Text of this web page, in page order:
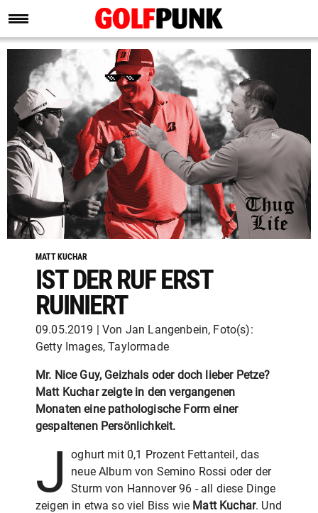
MATT KUCHAR
IST DER RUF ERST
RUINIERT
09.05.2019 | Von Jan Langenbein, Foto(s):
Getty Images, Taylormade
Mr. Nice Guy, Geizhals oder doch lieber Petze?
Matt Kuchar zeigte in den vergangenen
Monaten eine pathologische Form einer
gespaltenen Persönlichkeit.
J
oghurt mit 0,1 Prozent Fettanteil, das
neue Album von Semino Rossi oder der
Sturm von Hannover 96 - all diese Dinge
zeigen in etwa so viel Biss wie Matt Kuchar. Und